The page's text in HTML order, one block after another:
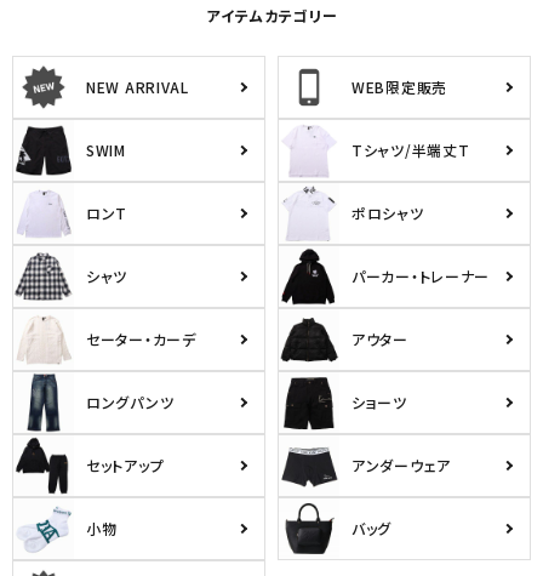
アイテムカテゴリー
NEW ARRIVAL WEB限定販売
SWIM Tシャツ/半端丈T
ロンT ポロシャツ
シャツ パーカー・トレーナー
セーター・カーデ アウター
ロングパンツ ショーツ
セットアップ アンダーウェア
小物 バッグ